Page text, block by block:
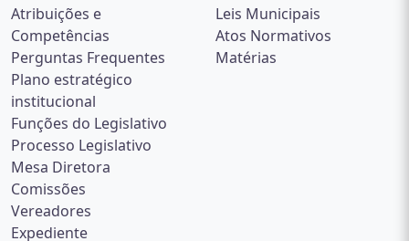
Atribuições e
Competências
Perguntas Frequentes
Plano estratégico
institucional
Funções do Legislativo
Processo Legislativo
Mesa Diretora
Comissões
Vereadores
Expediente
Leis Municipais
Atos Normativos
Matérias